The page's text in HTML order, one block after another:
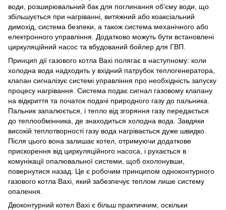
води, розширювальний бак для поглинання об'єму води, що
збільшується при нагріванні, витяжний або коаксіальний
димохід, система безпеки, а також система механічного або
електронного управління. Додатково можуть бути встановлені
циркуляційний насос та вбудований бойлер для ГВП.
Принцип дії газового котла Baxi полягає в наступному: коли
холодна вода надходить у вхідний патрубок теплогенератора,
клапан сигналізує системі управління про необхідність запуску
процесу нагрівання. Система подає сигнал газовому клапану
на відкриття та початок подачі природного газу до пальника.
Пальник запалюється, і тепло від згоряння газу передається
до теплообмінника, де знаходиться холодна вода. Завдяки
високій теплотворності газу вода нагрівається дуже швидко.
Після цього вона залишає котел, отримуючи додаткове
прискорення від циркуляційного насоса, і рухається в
комунікації опалювальної системи, щоб охолонувши,
повернутися назад. Це є робочим принципом одноконтурного
газового котла Baxi, який забезпечує теплом лише систему
опалення.
Двоконтурний котел Baxi є більш практичним, оскільки